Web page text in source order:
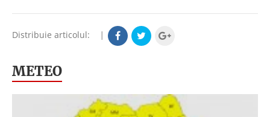
Distribuie articolul: |
METEO